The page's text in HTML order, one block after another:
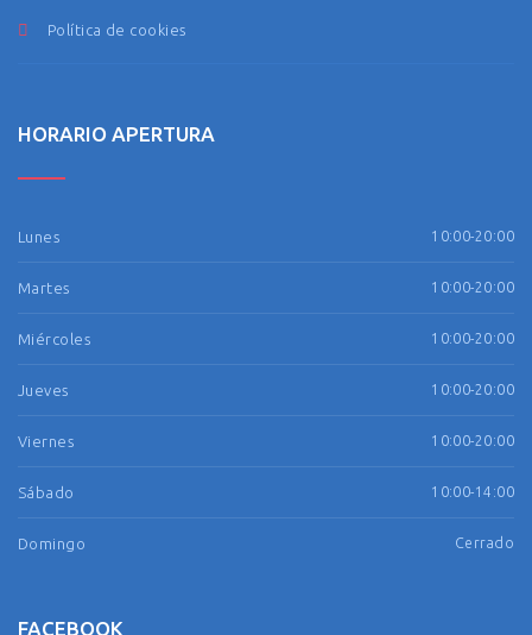
Política de cookies
HORARIO APERTURA
Lunes 10:00-20:00
Martes 10:00-20:00
Miércoles 10:00-20:00
Jueves 10:00-20:00
Viernes 10:00-20:00
Sábado 10:00-14:00
Domingo Cerrado
FACEBOOK